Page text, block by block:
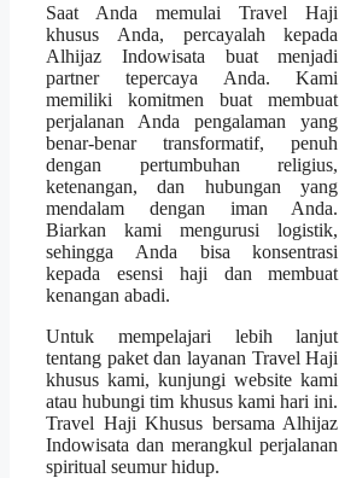
Saat Anda memulai Travel Haji
khusus Anda, percayalah kepada
Alhijaz Indowisata buat menjadi
partner tepercaya Anda. Kami
memiliki komitmen buat membuat
perjalanan Anda pengalaman yang
benar-benar transformatif, penuh
dengan pertumbuhan religius,
ketenangan, dan hubungan yang
mendalam dengan iman Anda.
Biarkan kami mengurusi logistik,
sehingga Anda bisa konsentrasi
kepada esensi haji dan membuat
kenangan abadi.
Untuk mempelajari lebih lanjut
tentang paket dan layanan Travel Haji
khusus kami, kunjungi website kami
atau hubungi tim khusus kami hari ini.
Travel Haji Khusus bersama Alhijaz
Indowisata dan merangkul perjalanan
spiritual seumur hidup.